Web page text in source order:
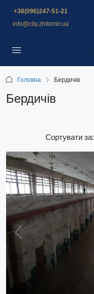
+38(096)247-51-21
info@city.zhitomir.ua
Головна Бердичів
Бердичів
Сортувати за: